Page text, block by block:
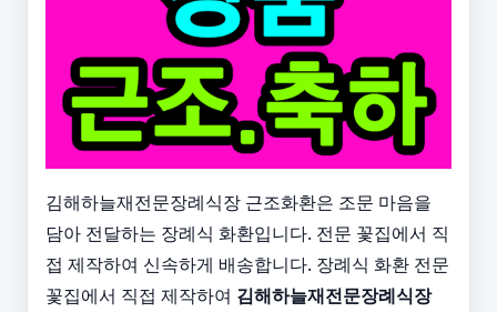
김해하늘재전문장례식장 근조화환은 조문 마음을
담아 전달하는 장례식 화환입니다. 전문 꽃집에서 직
접 제작하여 신속하게 배송합니다. 장례식 화환 전문
꽃집에서 직접 제작하여 김해하늘재전문장례식장